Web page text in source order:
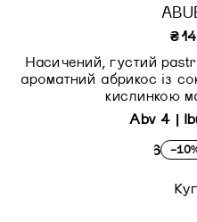
₴
Насичений, густий
ароматний абрикос із
кислинкою
Abv 4 |
×6 -